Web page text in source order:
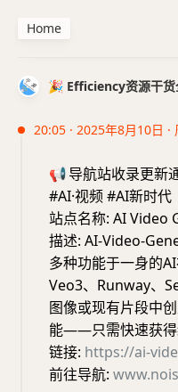
🎉 Efficiency资源干货
20:05 · 2025年8月10日 ·
📢导航站收录更新
#AI·视频 #AI新时代
站点名称: AI Video
描述: AI-Video-
多种功能于一身的
Veo3、Runway、
图像或现有片段中
能——只需快速获得
链接: https://ai-
前往导航:
Home